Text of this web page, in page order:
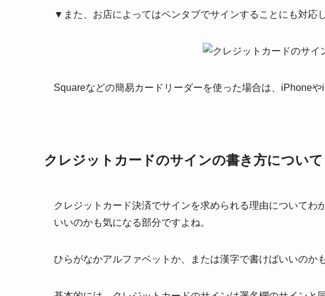
▼また、お店によってはペンタブでサインすることにも対応
Squareなどの簡易カードリーダーを使った場合は、iPhone
クレジットカードのサインの書き方について
クレジットカード決済でサインを求められる理由について
いいのかも気になる部分ですよね。
ひらがなかアルファベットか、または漢字で書けばいいのか